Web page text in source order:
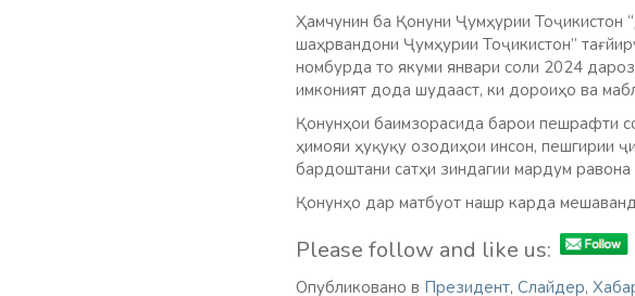
Ҳамчунин ба Қонуни Ҷумҳурии
шаҳрвандони Ҷумҳурии Тоҷикистон”
номбурда то якуми январи соли 2024
имконият дода шудааст, ки дороиҳо ва
Қонунҳои баимзорасида барои пешрафти
ҳимояи ҳуқуқу озодиҳои инсон, пешгирии
бардоштани сатҳи зиндагии мардум
Қонунҳо дар матбуот нашр карда
Please follow and like us:
Опубликовано в Президент, Слайдер,